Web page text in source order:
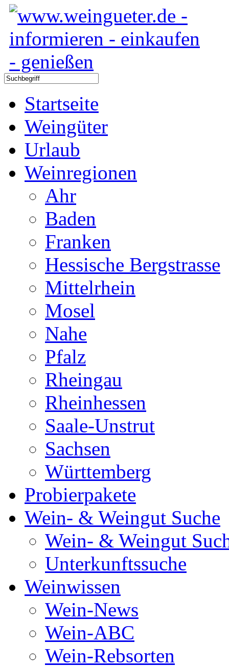
Startseite
Weingüter
Urlaub
Weinregionen
Ahr
Baden
Franken
Hessische Bergstrasse
Mittelrhein
Mosel
Nahe
Pfalz
Rheingau
Rheinhessen
Saale-Unstrut
Sachsen
Württemberg
Probierpakete
Wein- & Weingut Suche
Wein- & Weingut
Unterkunftssuche
Weinwissen
Wein-News
Wein-ABC
Wein-Rebsorten